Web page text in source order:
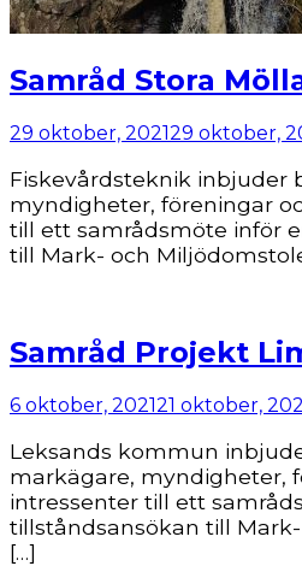
Samråd Stora
29 oktober, 202129 oktober,
Fiskevårdsteknik inbjuder
myndigheter, föreningar
till ett samrådsmöte inför
till Mark- och
Samråd Projekt
6 oktober, 202121 oktober,
Leksands kommun
markägare, myndigheter,
intressenter till ett
tillståndsansökan till
[…]